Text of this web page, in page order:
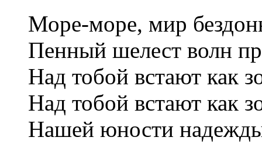
Море-море, мир
Пенный шелест волн
Над тобой встают как
Над тобой встают как
Нашей юности